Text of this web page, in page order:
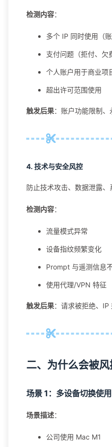
检测内容：
多个 IP 同时使用（账
支付问题（拒付、欠
个人账户用于商业项
超出许可范围使用
触发后果：账户功能限制
4. 技术与安全风控
防止技术攻击、数据泄露、
检测内容：
流量模式异常
设备指纹频繁变化
Prompt 与遥测信息
使用代理/VPN 特征
触发后果：请求被拒绝、IP
二、为什么会被
场景 1：多设备切换使用
场景描述：
公司使用 Mac M1